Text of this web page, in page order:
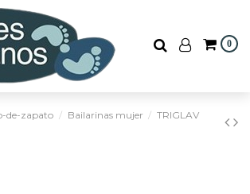
0
de-zapato Bailarinas mujer
TRIGLAV